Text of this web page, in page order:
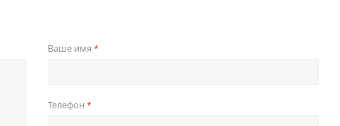
Ваше имя*
Телефон*